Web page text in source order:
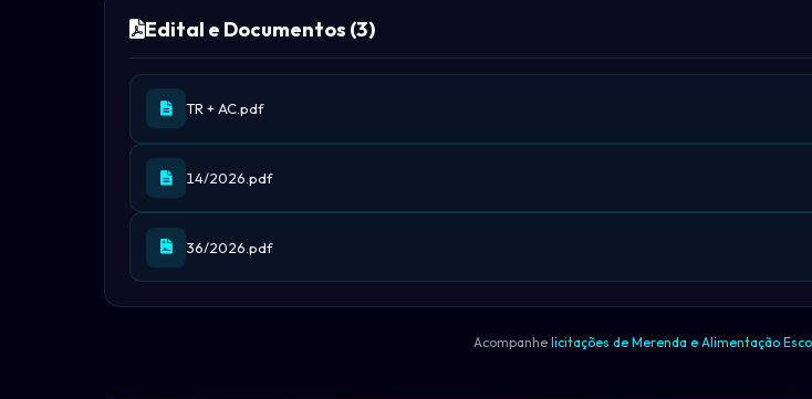
Edital e Documentos (3)
TR + AC.pdf
14/2026.pdf
36/2026.pdf
Acompanhe licitações de Merenda e Alimentação